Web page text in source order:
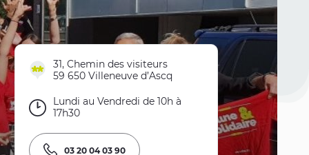
31, Chemin des visiteurs
59 650 Villeneuve d’Ascq
Lundi au Vendredi de 10h à
17h30
03 20 04 03 90